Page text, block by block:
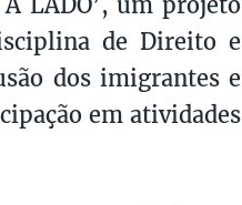
de Direito e
dos imigrantes e
em atividades